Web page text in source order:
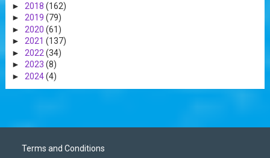
► 2018 (162)
► 2019 (79)
► 2020 (61)
► 2021 (137)
► 2022 (34)
► 2023 (8)
► 2024(4)
Terms and Conditions